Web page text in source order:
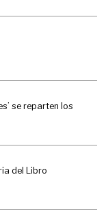
se reparten los
del Libro